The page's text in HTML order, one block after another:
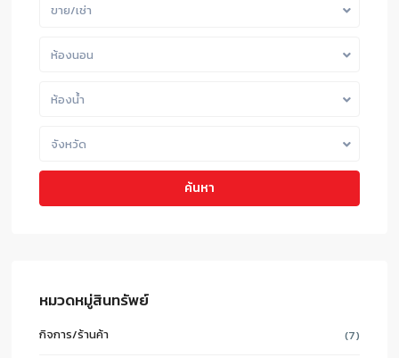
ขาย/เช่า
ห้องนอน
ห้องน้ำ
จังหวัด
ค้นหา
หมวดหมู่สินทรัพย์
กิจการ/ร้านค้า (7)